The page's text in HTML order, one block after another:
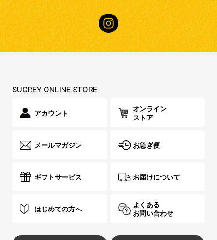
SUCREY ONLINE STORE
アカウント
オンライン
ストア
メールマガジン お急ぎ便
ギフトサービス お届けについて
はじめての方へ
よくある
お問い合わせ